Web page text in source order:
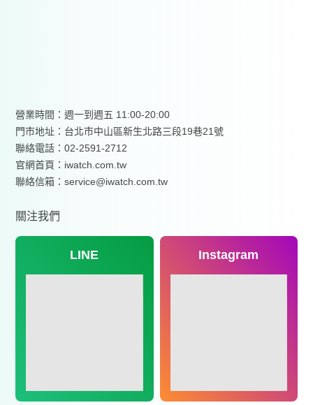
營業時間：週一到週五 11:00-20:00
門市地址：台北市中山區新生北路三段19巷21號
聯絡電話：02-2591-2712
官網首頁： iwatch.com.tw
聯絡信箱：service@iwatch.com.tw
關注我們
LINE Instagram